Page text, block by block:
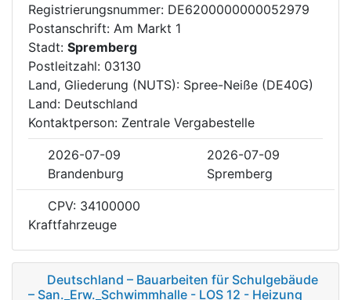
Registrierungsnummer: DE6200000000052979
Postanschrift: Am Markt 1
Stadt: Spremberg
Postleitzahl: 03130
Land, Gliederung (NUTS): Spree-Neiße (DE40G)
Land: Deutschland
Kontaktperson: Zentrale Vergabestelle
2026-07-09
2026-07-09
Brandenburg
Spremberg
CPV: 34100000
Kraftfahrzeuge
Deutschland – Bauarbeiten für Schulgebäude
– San._Erw._Schwimmhalle - LOS 12 - Heizung